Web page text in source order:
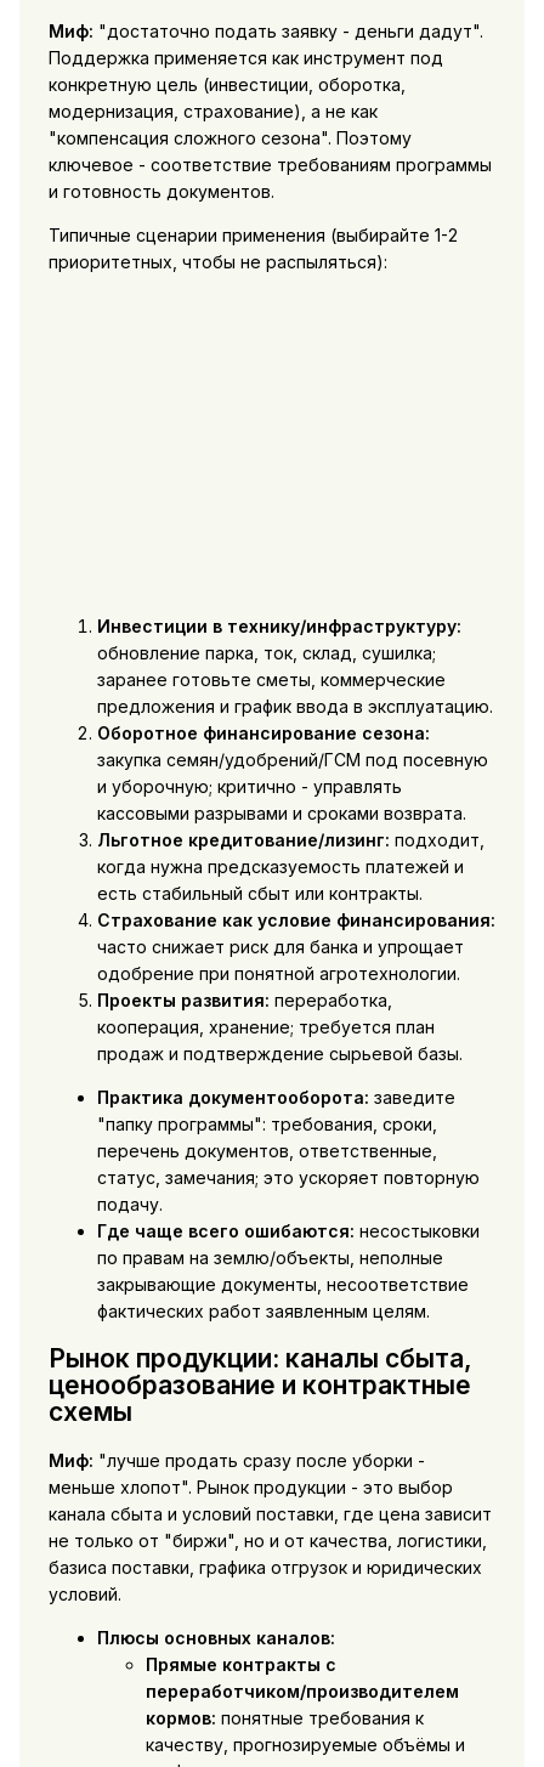
Миф: "достаточно подать заявку - деньги дадут".
Поддержка применяется как инструмент под
конкретную цель (инвестиции, оборотка,
модернизация, страхование), а не как
"компенсация сложного сезона". Поэтому
ключевое - соответствие требованиям программы
и готовность документов.
Типичные сценарии применения (выбирайте 1-2
приоритетных, чтобы не распыляться):
Инвестиции в технику/инфраструктуру:
обновление парка, ток, склад, сушилка;
заранее готовьте сметы, коммерческие
предложения и график ввода в эксплуатацию.
Оборотное финансирование сезона:
закупка семян/удобрений/ГСМ под посевную
и уборочную; критично - управлять
кассовыми разрывами и сроками возврата.
Льготное кредитование/лизинг: подходит,
когда нужна предсказуемость платежей и
есть стабильный сбыт или контракты.
Страхование как условие финансирования:
часто снижает риск для банка и упрощает
одобрение при понятной агротехнологии.
Проекты развития: переработка,
кооперация, хранение; требуется план
продаж и подтверждение сырьевой базы.
Практика документооборота: заведите
"папку программы": требования, сроки,
перечень документов, ответственные,
статус, замечания; это ускоряет повторную
подачу.
Где чаще всего ошибаются: несостыковки
по правам на землю/объекты, неполные
закрывающие документы, несоответствие
фактических работ заявленным целям.
Рынок продукции: каналы сбыта,
ценообразование и контрактные
схемы
Миф: "лучше продать сразу после уборки -
меньше хлопот". Рынок продукции - это выбор
канала сбыта и условий поставки, где цена зависит
не только от "биржи", но и от качества, логистики,
базиса поставки, графика отгрузок и юридических
условий.
Плюсы основных каналов:
Прямые контракты с
переработчиком/производителем
кормов: понятные требования к
качеству, прогнозируемые объёмы и